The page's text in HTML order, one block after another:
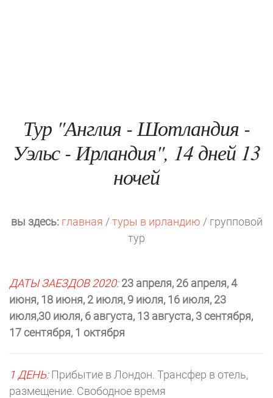
Тур "Англия - Шотландия -
Уэльс - Ирландия", 14 дней 13
ночей
вы здесь: главная /туры в ирландию / групповой
тур
ДАТЫ ЗАЕЗДОВ 2020:23 апреля, 26 апреля, 4
июня, 18 июня, 2 июля, 9 июля, 16 июля, 23
июля,30 июля, 6 августа, 13 августа, 3 сентября,
17 сентября, 1 октября
1 ДЕНЬ:Прибытие в Лондон. Трансфер в отель,
размещение. Свободное время